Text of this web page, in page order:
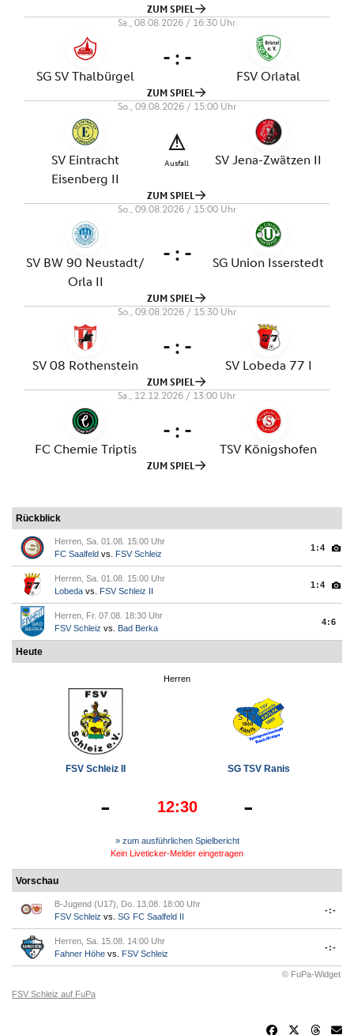
Rückblick
Herren, Sa. 01.08. 15:00 Uhr
FC Saalfeld vs. FSV Schleiz
1:4
Herren, Sa. 01.08. 15:00 Uhr
Lobeda vs. FSV Schleiz II
1:4
Herren, Fr. 07.08. 18:30 Uhr
FSV Schleiz vs. Bad Berka
4:6
Heute
Herren
FSV Schleiz II SG TSV Ranis
- 12:30 -
» zum ausführlichen Spielbericht
Kein Liveticker-Melder eingetragen
Vorschau
B-Jugend (U17), Do. 13.08. 18:00 Uhr
FSV Schleiz vs. SG FC Saalfeld II
-:-
Herren, Sa. 15.08. 14:00 Uhr
Fahner Höhe vs. FSV Schleiz
-:-
© FuPa-Widget
FSV Schleiz auf FuPa